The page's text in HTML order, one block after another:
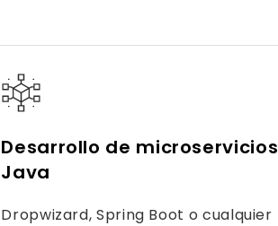
Desarrollo de microservicios
Java
Dropwizard, Spring Boot o cualquier